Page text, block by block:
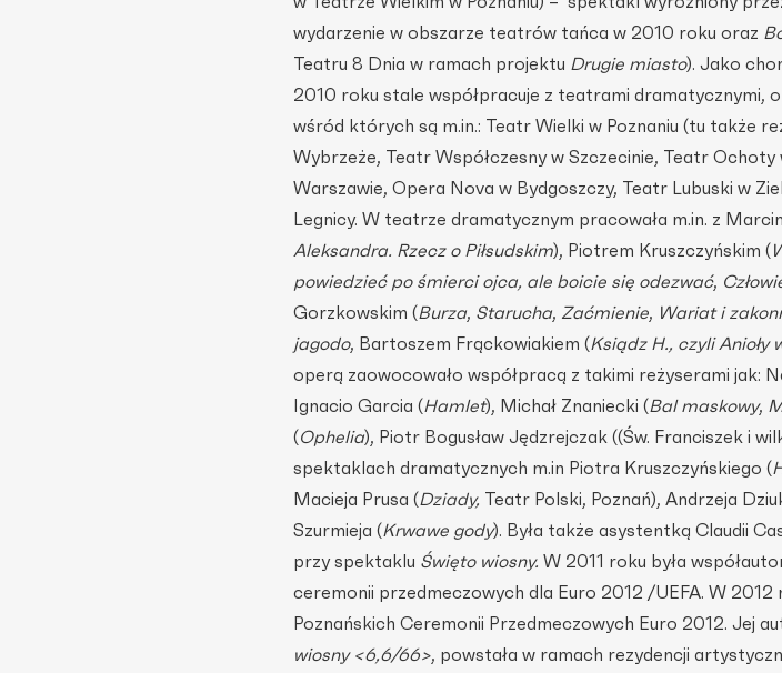
wydarzenie w obszarze teatrów tańca w 2010 roku oraz
Teatru 8 Dnia w ramach projektu Drugie miasto). Jako
2010 roku stale współpracuje z teatrami dramatycznymi,
wśród których są m.in.: Teatr Wielki w Poznaniu (tu także
Wybrzeże, Teatr Współczesny w Szczecinie, Teatr
Warszawie, Opera Nova w Bydgoszczy, Teatr Lubuski w
Legnicy. W teatrze dramatycznym pracowała m.in. z
Aleksandra. Rzecz o Piłsudskim), Piotrem Kruszczyńskim (
powiedzieć po śmierci ojca, ale boicie się odezwać,
Gorzkowskim (Burza, Starucha, Zaćmienie, Wariat i
jagodo, Bartoszem Frąckowiakiem (Ksiądz H., czyli Anioły
operą zaowocowało współpracą z takimi reżyserami jak:
Ignacio Garcia (Hamlet), Michał Znaniecki (Bal maskowy,
(Ophelia), Piotr Bogusław Jędzrejczak ((Św. Franciszek i
spektaklach dramatycznych m.in Piotra Kruszczyńskiego (
Macieja Prusa (Dziady, Teatr Polski, Poznań), Andrzeja
Szurmieja (Krwawe gody). Była także asystentką Claudii
przy spektaklu Święto wiosny. W 2011 roku była
ceremonii przedmeczowych dla Euro 2012 /UEFA. W
Poznańskich Ceremonii Przedmeczowych Euro 2012. Jej
wiosny <6,6/66>, powstała w ramach rezydencji